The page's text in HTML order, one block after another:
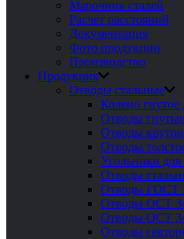
Марочник сталей
Расчет расстояний
Документация
Фото продукции
Производство
Продукция
Отводы стальные
Колено гнутое
Отводы
Отводы
Отводы
Угольники для
Отводы
Отводы ГОСТ
Отводы ОСТ
Отводы ОСТ
Отводы